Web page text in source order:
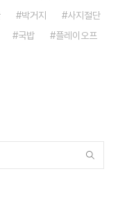
박거지
사지절단
국밥
플레이오프